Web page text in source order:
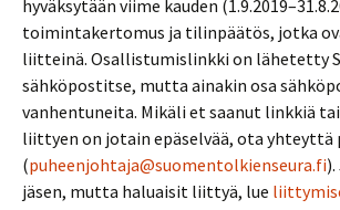
hyväksytään viime kauden
toimintakertomus ja tilinpäätös, jotka
liitteinä. Osallistumislinkki on lähetetty
sähköpostitse, mutta ainakin osa
vanhentuneita. Mikäli et saanut linkkiä
liittyen on jotain epäselvää, ota yhteyttä
(puheenjohtaja@suomentolkienseura.fi
jäsen, mutta haluaisit liittyä, lue